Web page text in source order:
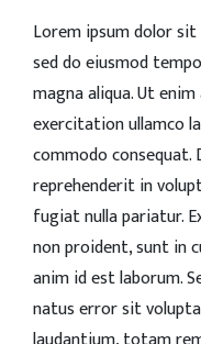
Lorem ipsum dolor
sed do eiusmod
magna aliqua. Ut
exercitation ullamco
commodo
reprehenderit in
fugiat nulla pariatur.
non proident, sunt in
anim id est laborum.
natus error sit